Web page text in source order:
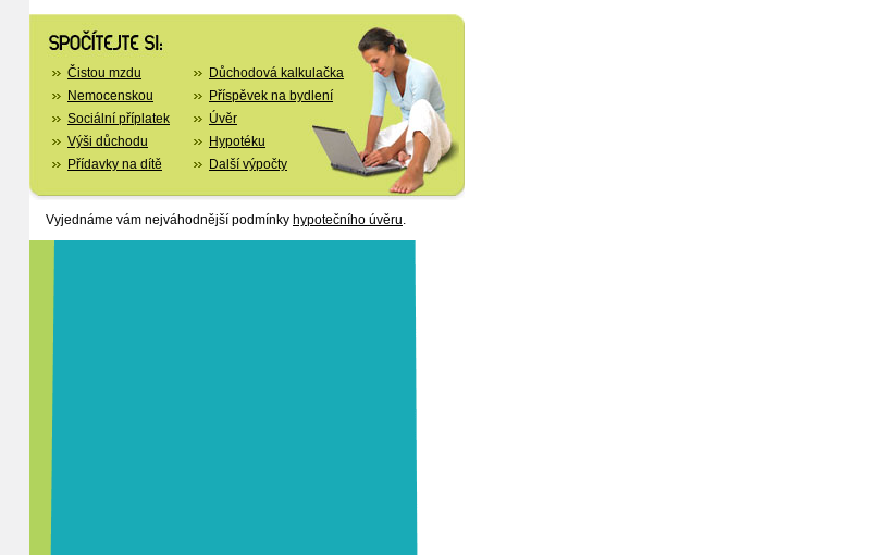
Čistou mzdu
Nemocenskou
Sociální příplatek
Výši důchodu
Přídavky na dítě
Důchodová kalkulačka
Příspěvek na bydlení
Úvěr
Hypotéku
Další výpočty
Vyjednáme vám nejváhodnější podmínky hypotečního úvěru.